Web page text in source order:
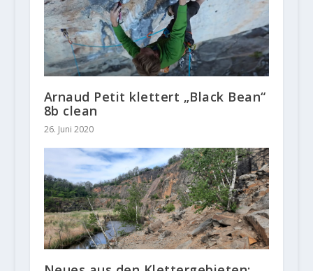
Arnaud Petit klettert „Black Bean“
8b clean
26. Juni 2020